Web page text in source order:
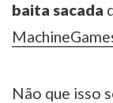
baita sacada
Não que isso